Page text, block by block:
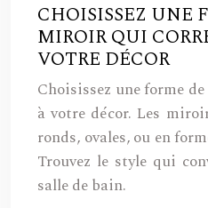
CHOISISSEZ UNE
MIROIR QUI
VOTRE DÉCOR
Choisissez une forme
à votre décor. Les
ronds, ovales, ou en
Trouvez le style qui
salle de bain.